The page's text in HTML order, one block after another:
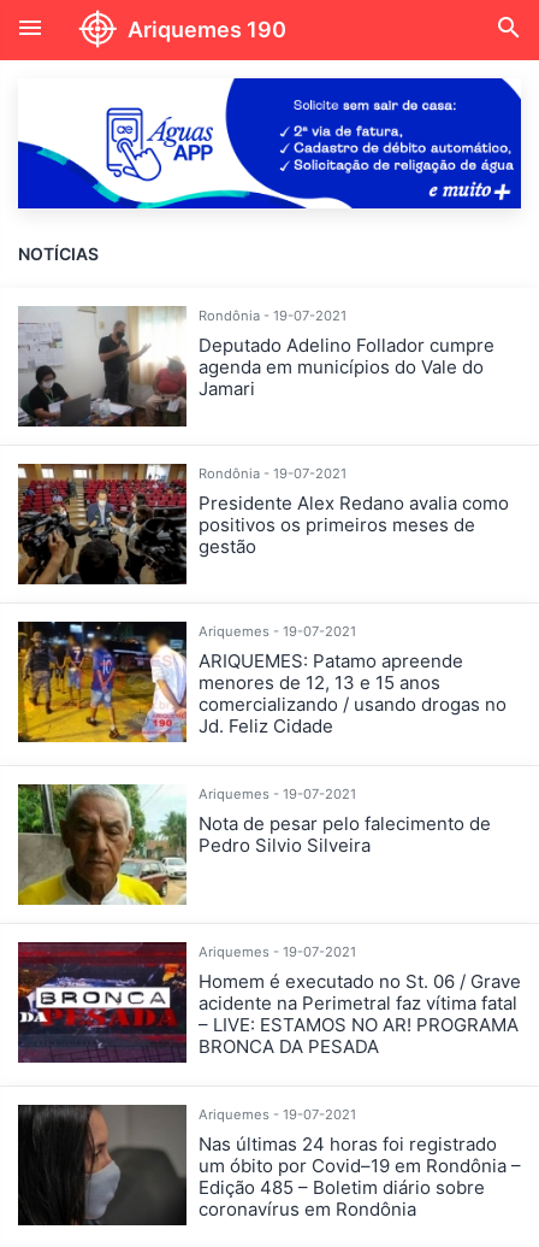
menu Ariquemes 190 search
NOTÍCIAS
Rondônia - 19-07-2021
Deputado Adelino Follador cumpre
agenda em municípios do Vale do
Jamari
Rondônia - 19-07-2021
Presidente Alex Redano avalia como
positivos os primeiros meses de
gestão
Ariquemes - 19-07-2021
ARIQUEMES: Patamo apreende
menores de 12, 13 e 15 anos
comercializando / usando drogas no
Jd. Feliz Cidade
Ariquemes - 19-07-2021
Nota de pesar pelo falecimento de
Pedro Silvio Silveira
Ariquemes - 19-07-2021
Homem é executado no St. 06 / Grave
acidente na Perimetral faz vítima fatal
– LIVE: ESTAMOS NO AR! PROGRAMA
BRONCA DA PESADA
Ariquemes - 19-07-2021
Nas últimas 24 horas foi registrado
um óbito por Covid–19 em Rondônia –
Edição 485 – Boletim diário sobre
coronavírus em Rondônia